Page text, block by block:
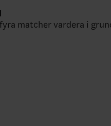
matcher vardera i